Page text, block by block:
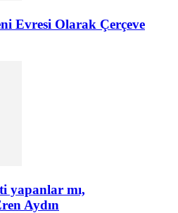
Evresi Olarak Çerçeve
yapanlar mı,
Aydın